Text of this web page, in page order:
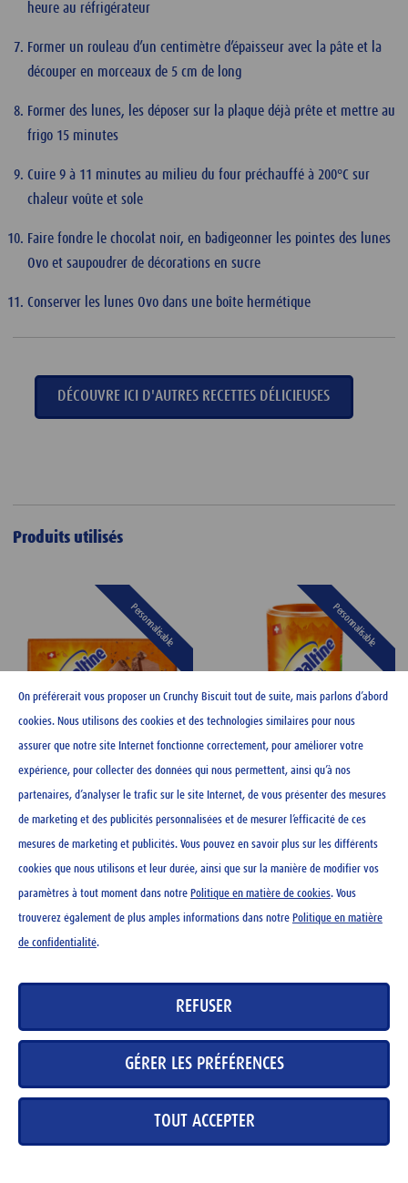
heure au réfrigérateur
Former un rouleau d’un centimètre d’épaisseur avec la pâte et la
découper en morceaux de 5 cm de long
Former des lunes, les déposer sur la plaque déjà prête et mettre au
frigo 15 minutes
Cuire 9 à 11 minutes au milieu du four préchauffé à 200°C sur
chaleur voûte et sole
Faire fondre le chocolat noir, en badigeonner les pointes des lunes
Ovo et saupoudrer de décorations en sucre
Conserver les lunes Ovo dans une boîte hermétique
DÉCOUVRE ICI D'AUTRES RECETTES DÉLICIEUSES
Produits utilisés
Personnalisable
Ovomaltine chocolat 100 g
Personnalisable
Ovomaltine Original 500 g
CONTACT
MENTIONS LÉGALES
DÉCLARATION DE PROTECTION DES DONNÉES
DIRECTIVES RELATIVES AUX COOKIES
BASE DE DONNÉES DES MÉDIAS
On préférerait vous proposer un Crunchy Biscuit tout de suite, mais parlons d’abord
cookies. Nous utilisons des cookies et des technologies similaires pour nous
assurer que notre site Internet fonctionne correctement, pour améliorer votre
expérience, pour collecter des données qui nous permettent, ainsi qu’à nos
partenaires, d’analyser le trafic sur le site Internet, de vous présenter des mesures
de marketing et des publicités personnalisées et de mesurer l’efficacité de ces
mesures de marketing et publicités. Vous pouvez en savoir plus sur les différents
cookies que nous utilisons et leur durée, ainsi que sur la manière de modifier vos
paramètres à tout moment dans notre Politique en matière de cookies. Vous
trouverez également de plus amples informations dans notre Politique en matière
de confidentialité.
REFUSER
GÉRER LES PRÉFÉRENCES
TOUT ACCEPTER